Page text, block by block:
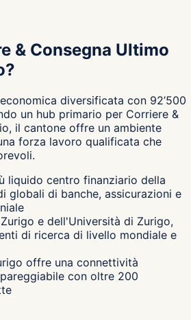
& Consegna Ultimo
diversificata con 92’500
un hub primario per Corriere &
il cantone offre un ambiente
forza lavoro qualificata che
liquido centro finanziario della
globali di banche, assicurazioni e
e dell'Università di Zurigo,
di ricerca di livello mondiale e
offre una connettività
con oltre 200